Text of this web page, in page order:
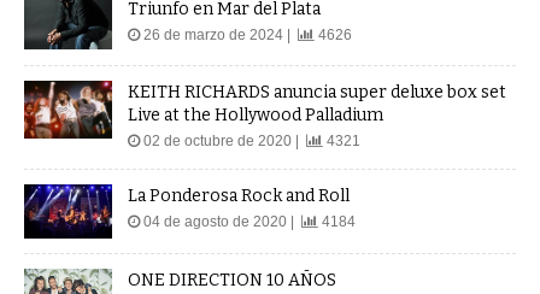
Triunfo en Mar del Plata
26 de marzo de 2024 | 4626
KEITH RICHARDS anuncia super deluxe box set
Live at the Hollywood Palladium
02 de octubre de 2020 | 4321
La Ponderosa Rock and Roll
04 de agosto de 2020 | 4184
ONE DIRECTION 10 AÑOS